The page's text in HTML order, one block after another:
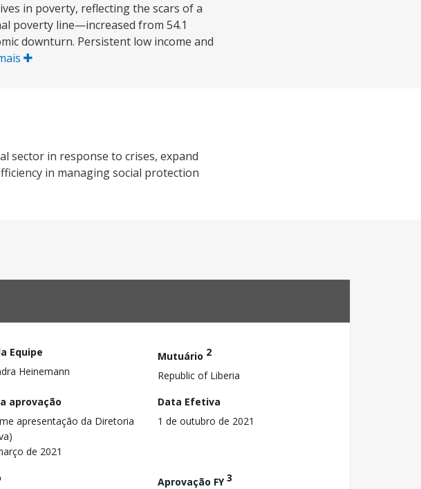
in poverty, reflecting the scars of a
poverty line—increased from 54.1
downturn. Persistent low income and
sector in response to crises, expand
in managing social protection
Equipe
Heinemann
Mutuário 2
Republic of Liberia
aprovação
apresentação da Diretoria
de 2021
Data Efetiva
1 de outubro de 2021
Aprovação FY3